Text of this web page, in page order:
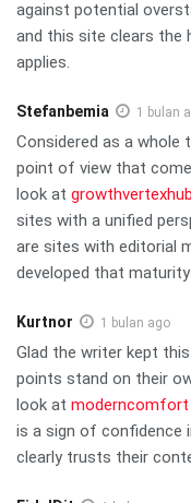
against potential
and this site clears the
applies.
Stefanbemia 1 bulan
Considered as a whole
point of view that
look at growthvertexhub
sites with a unified
are sites with editorial
developed that
Kurtnor 1 bulan ago
Glad the writer kept
points stand on their
look at moderncomfort
is a sign of confidence
clearly trusts their